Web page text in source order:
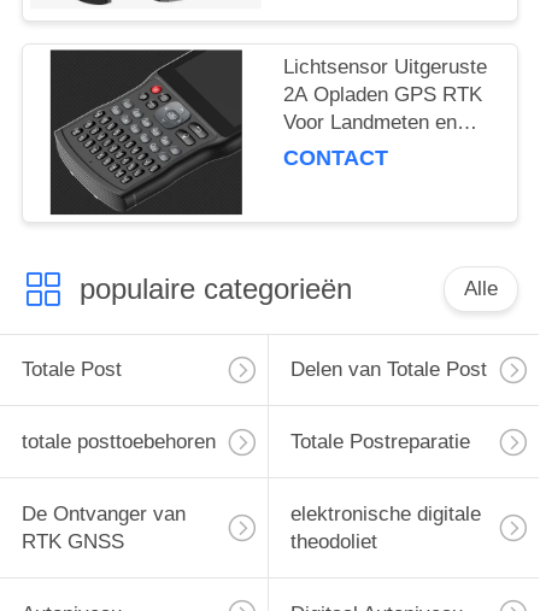
Lichtsensor Uitgeruste
2A Opladen GPS RTK
Voor Landmeten en
Kaartvervaardiging
CONTACT
populaire categorieën Alle
Totale Post Delen van Totale Post
totale posttoebehoren Totale Postreparatie
De Ontvanger van
RTK GNSS
elektronische digitale
theodoliet